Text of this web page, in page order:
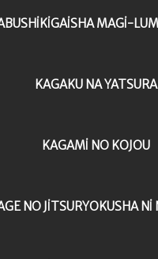
KAGAKU NA YATSURA
KAGAMI NO KOJOU